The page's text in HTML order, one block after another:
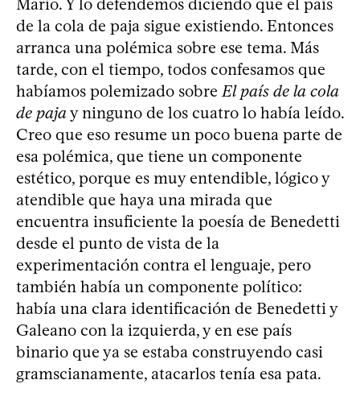
de la cola de paja sigue existiendo. Entonces
arranca una polémica sobre ese tema. Más
tarde, con el tiempo, todos confesamos que
habíamos polemizado sobre El país de la cola
de pajay ninguno de los cuatro lo había leído.
Creo que eso resume un poco buena parte de
esa polémica, que tiene un componente
estético, porque es muy entendible, lógico y
atendible que haya una mirada que
encuentra insuficiente la poesía de Benedetti
desde el punto de vista de la
experimentación contra el lenguaje, pero
también había un componente político:
había una clara identificación de Benedetti y
Galeano con la izquierda, y en ese país
binario que ya se estaba construyendo casi
gramscianamente, atacarlos tenía esa pata.